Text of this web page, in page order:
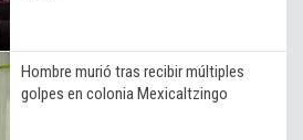
Hombre murió tras recibir múltiples
golpes en colonia Mexicaltzingo